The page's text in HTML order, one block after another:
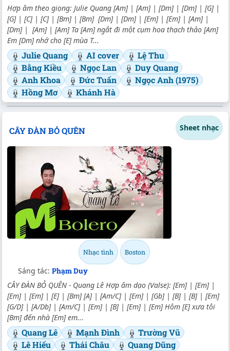
Hợp âm theo giọng: Julie Quang [Am] | [Am] | [Dm] | [Dm] | [G] |
[G] | [C] | [C] | [Bm] | [Bm] [Dm] | [Dm] | [Em] | [Em] | [Am] |
[Dm] | [Am] | [Am] Ta [Am] ngắt đi một cụm hoa thạch thảo [Am]
Em [Dm] nhớ cho [E] mùa T...
Julie Quang AI cover
Lệ Thu
Bằng Kiều
Ngọc Lan
Duy Quang
Anh Khoa
Đức Tuấn
Ngọc Anh (1975)
Hồng Mơ
Khánh Hà
CÂY ĐÀN BỎ QUÊN Sheet nhạc
Nhạc tình Boston
Sáng tác: Phạm Duy
CÂY ĐÀN BỎ QUÊN - Quang Lê Hợp âm dạo (Valse): [Em] | [Em] |
[Em] | [Em] | [E] | [Bm] [A] | [Am/C] | [Em] | [Gb] | [B] | [B] | [Em]
[G/D] | [A/Db] | [Am/C] | [Em] | [B] | [Em] | [Em] Hôm [E] xưa tôi
[Bm] đến nhà [Em] em...
Quang Lê Mạnh Đình
Trường Vũ
Lê Hiếu
Thái Châu
Quang Dũng